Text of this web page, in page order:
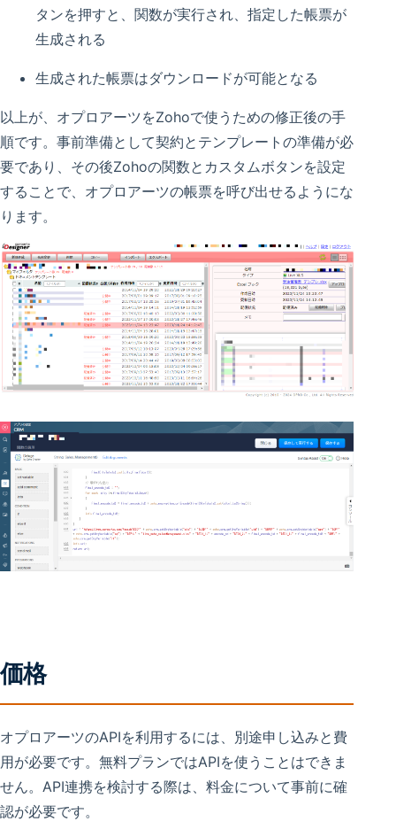
タンを押すと、関数が実行され、指定した帳票が
生成される
生成された帳票はダウンロードが可能となる
以上が、オプロアーツをZohoで使うための修正後の手
順です。事前準備として契約とテンプレートの準備が必
要であり、その後Zohoの関数とカスタムボタンを設定
することで、オプロアーツの帳票を呼び出せるようにな
ります。
価格
オプロアーツのAPIを利用するには、別途申し込みと費
用が必要です。無料プランではAPIを使うことはできま
せん。API連携を検討する際は、料金について事前に確
認が必要です。